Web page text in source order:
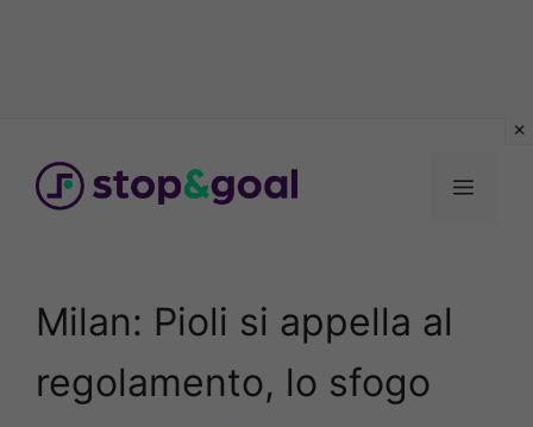
contenuto
Menu
Milan: Pioli si appella al
regolamento, lo sfogo